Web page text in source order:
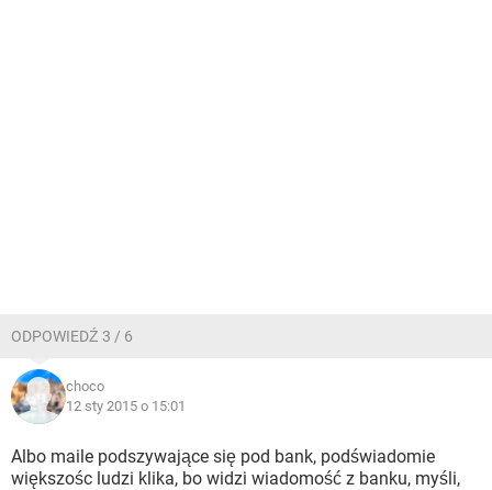
ODPOWIEDŹ 3 / 6
choco
12 sty 2015 o 15:01
Albo maile podszywające się pod bank, podświadomie
większośc ludzi klika, bo widzi wiadomość z banku, myśli,